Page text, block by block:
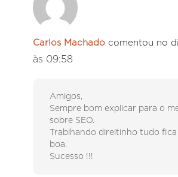
Carlos Machado comentou no
às 09:58
Amigos,
Sempre bom explicar para o
sobre SEO.
Trablhando direitinho tudo fica
boa.
Sucesso !!!